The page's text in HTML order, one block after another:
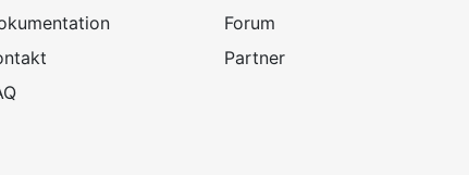
Forum
Partner